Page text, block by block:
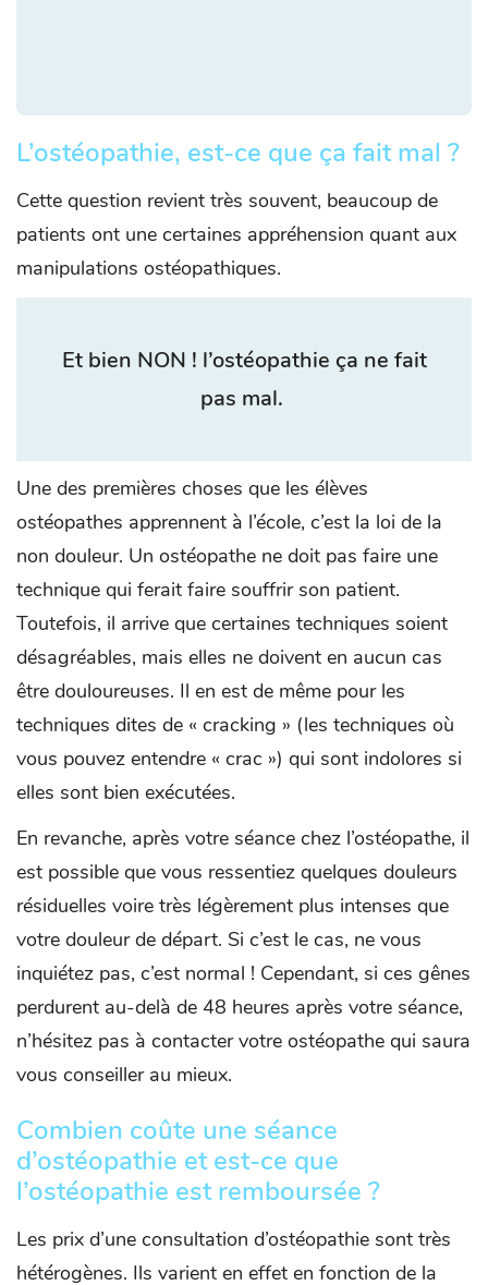
L’ostéopathie, est-ce que ça fait mal ?
Cette question revient très souvent, beaucoup de
patients ont une certaines appréhension quant aux
manipulations ostéopathiques.
Et bien NON ! l’ostéopathie ça ne fait
pas mal.
Une des premières choses que les élèves
ostéopathes apprennent à l’école, c’est la loi de la
non douleur. Un ostéopathe ne doit pas faire une
technique qui ferait faire souffrir son patient.
Toutefois, il arrive que certaines techniques soient
désagréables, mais elles ne doivent en aucun cas
être douloureuses. Il en est de même pour les
techniques dites de « cracking » (les techniques où
vous pouvez entendre « crac ») qui sont indolores si
elles sont bien exécutées.
En revanche, après votre séance chez l’ostéopathe, il
est possible que vous ressentiez quelques douleurs
résiduelles voire très légèrement plus intenses que
votre douleur de départ. Si c’est le cas, ne vous
inquiétez pas, c’est normal ! Cependant, si ces gênes
perdurent au-delà de 48 heures après votre séance,
n’hésitez pas à contacter votre ostéopathe qui saura
vous conseiller au mieux.
Combien coûte une séance
d’ostéopathie et est-ce que
l’ostéopathie est remboursée ?
Les prix d’une consultation d’ostéopathie sont très
hétérogènes. Ils varient en effet en fonction de la